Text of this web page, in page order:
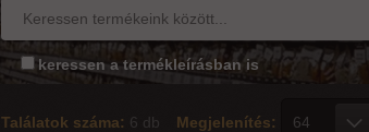
keressen a termékleírásban is
Találatok száma: 6 db Megjelenítés: